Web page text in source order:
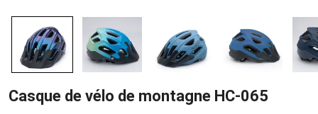
Casque de vélo de montagne HC-065